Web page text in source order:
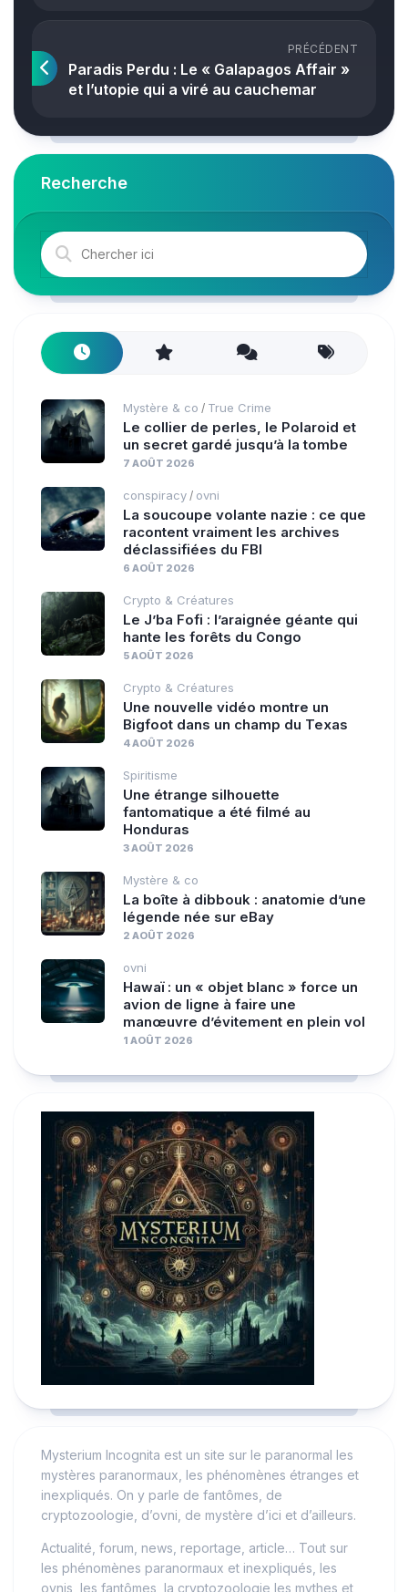
PRÉCÉDENT
Paradis Perdu : Le « Galapagos Affair »
et l’utopie qui a viré au cauchemar
Recherche
Mystère & co / True Crime
Le collier de perles, le Polaroid et
un secret gardé jusqu’à la tombe
7 AOÛT 2026
conspiracy / ovni
La soucoupe volante nazie : ce que
racontent vraiment les archives
déclassifiées du FBI
6 AOÛT 2026
Crypto & Créatures
Le J’ba Fofi : l’araignée géante qui
hante les forêts du Congo
5 AOÛT 2026
Crypto & Créatures
Une nouvelle vidéo montre un
Bigfoot dans un champ du Texas
4 AOÛT 2026
Spiritisme
Une étrange silhouette
fantomatique a été filmé au
Honduras
3 AOÛT 2026
Mystère & co
La boîte à dibbouk : anatomie d’une
légende née sur eBay
2 AOÛT 2026
ovni
Hawaï : un « objet blanc » force un
avion de ligne à faire une
manœuvre d’évitement en plein vol
1 AOÛT 2026
Mysterium Incognita est un site sur le paranormal les
mystères paranormaux, les phénomènes étranges et
inexpliqués. On y parle de fantômes, de
cryptozoologie, d’ovni, de mystère d’ici et d’ailleurs.
Actualité, forum, news, reportage, article… Tout sur
les phénomènes paranormaux et inexpliqués, les
ovnis, les fantômes, la cryptozoologie les mythes et